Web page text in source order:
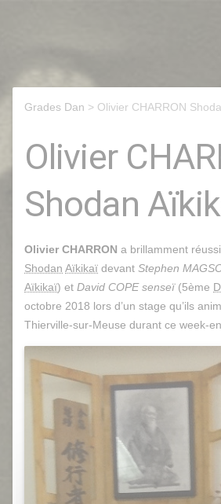
Grades Dan > Olivier CHARRON
Olivier
Shodan
Olivier CHARRON a brillamment
Shodan Aïkikaï devant Stephen
Aïkikaï) et David COPE senseï(5ème
octobre 2018 lors d’un stage qu’ils
Thierville-sur-Meuse durant ce week-